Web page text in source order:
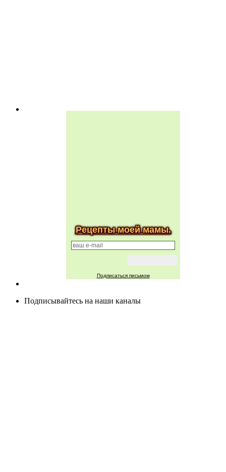
Рецепты моей мамы.
Подписаться письмом
Подписывайтесь на наши каналы